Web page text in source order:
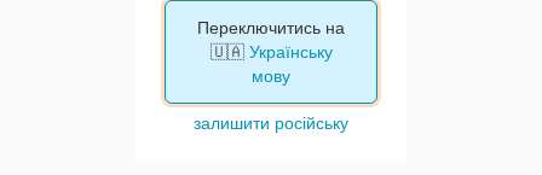
Переключитись на
🇺🇦 Українську
мову
залишити російську